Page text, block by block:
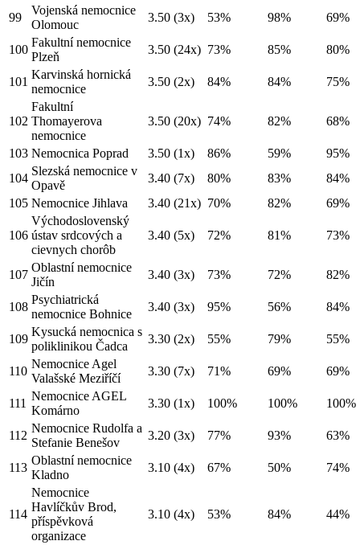
99
Vojenská nemocnice
Olomouc
3.50 (3x) 53% 98% 69%
100
Fakultní nemocnice
Plzeň
3.50 (24x) 73% 85% 80%
101
Karvinská hornická
nemocnice
3.50 (2x) 84% 84% 75%
102
Fakultní
Thomayerova
nemocnice
3.50 (20x) 74% 82% 68%
103 Nemocnica Poprad 3.50 (1x) 86% 59%
95%
104
Slezská nemocnice v
Opavě
3.40 (7x) 80% 83%
84%
105 Nemocnice Jihlava 3.40 (21x) 70% 82% 69%
106
Východoslovenský
ústav srdcových a
cievnych chorôb
3.40 (5x) 72% 81% 73%
107
Oblastní nemocnice
Jičín
3.40 (3x) 73% 72% 82%
108
Psychiatrická
nemocnice Bohnice
3.40 (3x) 95% 56% 84%
109
Kysucká nemocnica s
poliklinikou Čadca
3.30 (2x) 55% 79% 55%
110
Nemocnice Agel
Valašské Meziříčí
3.30 (7x) 71% 69% 69%
111
Nemocnice AGEL
Komárno
3.30 (1x) 100% 100% 100%
112
Nemocnice Rudolfa a
Stefanie Benešov
3.20 (3x) 77% 93% 63%
113
Oblastní nemocnice
Kladno
3.10 (4x) 67% 50% 74%
114
Nemocnice
Havlíčkův Brod,
příspěvková
organizace
3.10 (4x) 53% 84% 44%